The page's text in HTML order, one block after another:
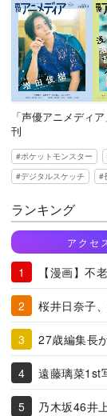
「声優アニメディ
刊
ポケットモンスター
デジタルスケッチ
ランキング
アクセ
【漫画】不
桜井日奈子
27歳編集長
遠藤璃菜1st
乃木坂46井